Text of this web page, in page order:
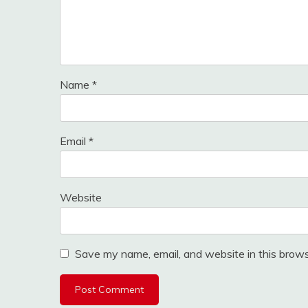
Name *
Email *
Website
Save my name, email, and website in this